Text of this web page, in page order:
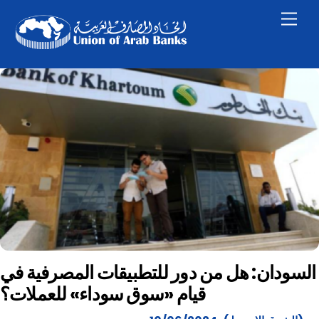
content
السودان: هل من دور للتطبيقات المصرفية في
قيام «سوق سوداء» للعملات؟